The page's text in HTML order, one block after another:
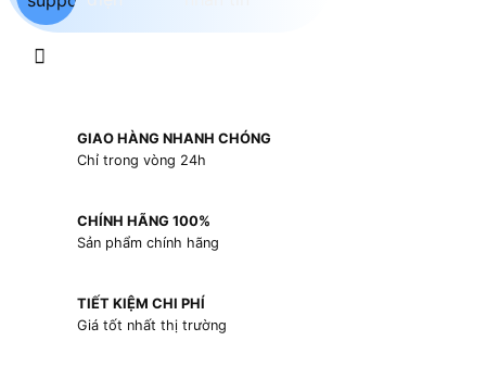
GIAO HÀNG NHANH CHÓNG
Chỉ trong vòng 24h
CHÍNH HÃNG 100%
Sản phẩm chính hãng
TIẾT KIỆM CHI PHÍ
Giá tốt nhất thị trường